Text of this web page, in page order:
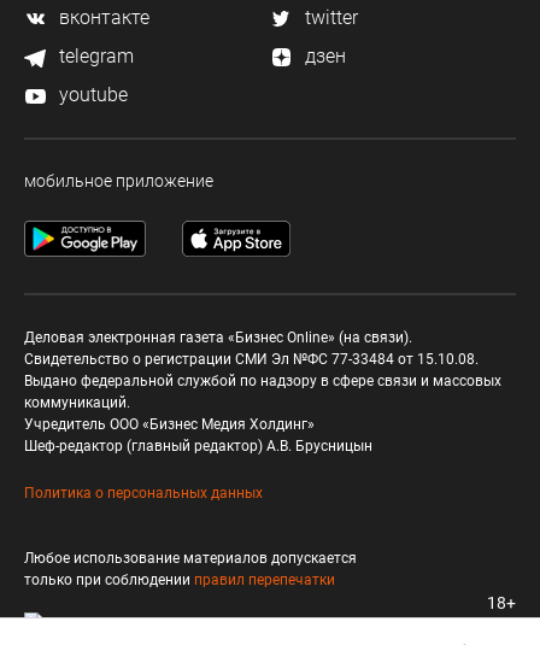
вконтакте
twitter
telegram
дзен
youtube
мобильное приложение
Деловая электронная газета «Бизнес Online» (на связи).
Свидетельство о регистрации СМИ Эл №ФС 77-33484 от 15.10.08.
Выдано федеральной службой по надзору в сфере связи и массовых
коммуникаций.
Учредитель ООО «Бизнес Медия Холдинг»
Шеф-редактор (главный редактор) А.В. Брусницын
Политика о персональных данных
Любое использование материалов допускается
только при соблюдении правил перепечатки
18+